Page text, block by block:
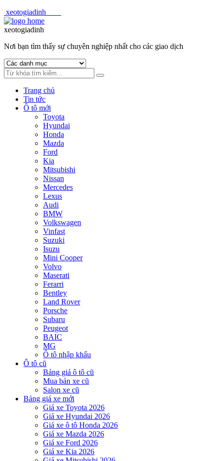
xeotogiadinh
Skip
to
Skip
to
xeotogiadinh
Nơi bạn tìm thấy sự chuyên nghiệp nhất cho các giao dịch
Trang chủ
Tin tức
Ô tô mới
Toyota
Hyundai
Honda
Mazda
Ford
Kia
Mitsubishi
Nissan
Mercedes
Lexus
Audi
BMW
Volkswagen
Vinfast
Suzuki
Isuzu
Mini Cooper
Volvo
Maserati
Ferarri
Bentley
Land Rover
Porsche
Subaru
Peugeot
BAIC
MG
Ô tô nhập khẩu
Ô tô cũ
Bảng giá ô tô cũ
Mua bán xe cũ
Salon xe cũ
Bảng giá xe mới
Giá xe Toyota 2026
Giá xe Hyundai 2026
Giá xe ô tô Honda 2026
Giá xe Mazda 2026
Giá xe Ford 2026
Giá xe Kia 2026